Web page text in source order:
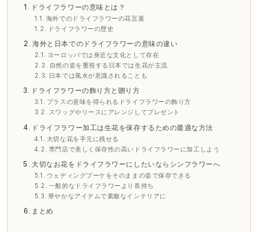
ドライフラワーの意味とは？
海外でのドライフラワーの花言葉
ドライフラワーの歴史
海外と日本でのドライフラワーの意味の違い
ヨーロッパでは身近な文化として存在
自然の姿を重視する日本では生花が主流
日本では風水が意識されることも
ドライフラワーの飾り方と贈り方
プラスの意味を得られるドライフラワーの飾り方
スワッグやリースにアレンジしてプレゼント
ドライフラワー加工は生花を保存するための最適な方法
大切な花を手元に残せる
専門店で美しく保存性の高いドライフラワーに加工しよう
大切なお花をドライフラワーにしたいならシンフラワーへ
ウェディングブーケをそのままの姿で保存できる
一般的なドライフラワーより長持ち
華やかなアイテムで素敵なインテリアに
まとめ